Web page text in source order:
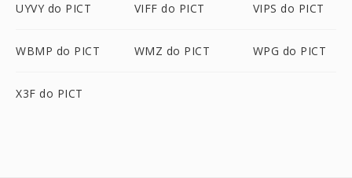
UYVY do PICT VIFF do PICT VIPS do PICT
WBMP do PICT WMZ do PICT WPG do PICT
X3F do PICT